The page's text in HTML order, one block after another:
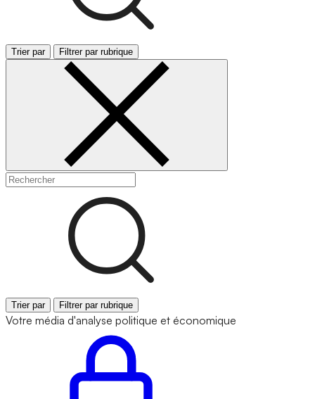
Trier par Filtrer par rubrique
Trier par Filtrer par rubrique
Votre média d'analyse politique et économique